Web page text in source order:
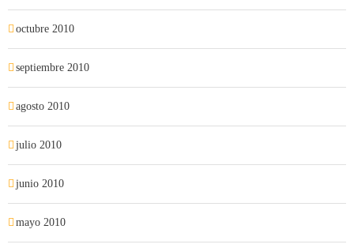
octubre 2010
septiembre 2010
agosto 2010
julio 2010
junio 2010
mayo 2010